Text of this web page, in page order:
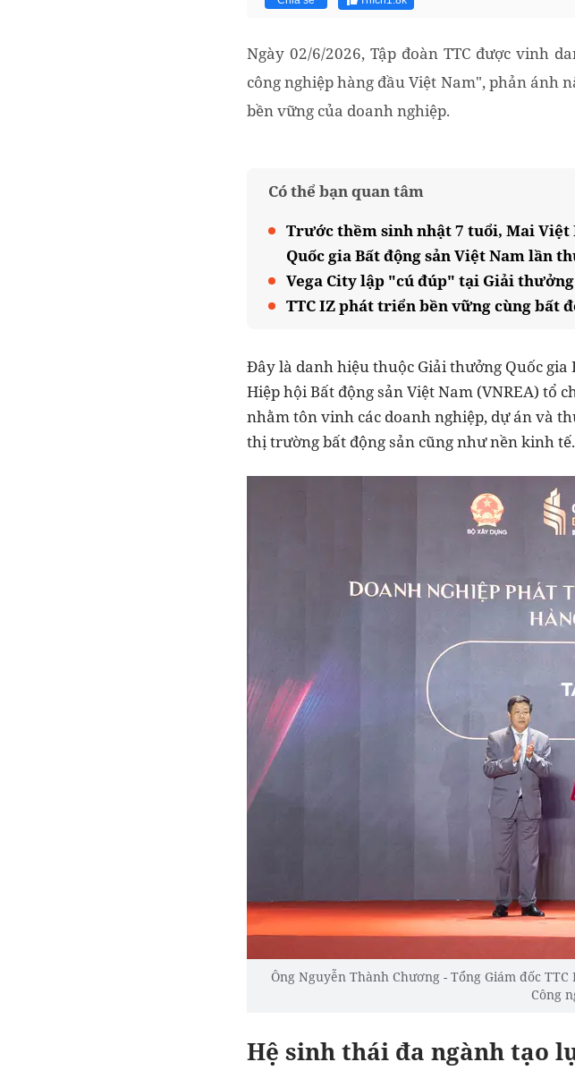
Ngày 02/6/2026, Tập đoàn TTC được vinh
công nghiệp hàng đầu Việt Nam", phản ánh
bền vững của doanh nghiệp.
Có thể bạn quan tâm
Trước thềm sinh nhật 7 tuổi, Mai
Quốc gia Bất động sản Việt Nam lần
Vega City lập "cú đúp" tại Giải
TTC IZ phát triển bền vững cùng bất
Đây là danh hiệu thuộc Giải thưởng Quốc
Hiệp hội Bất động sản Việt Nam (VNREA) tổ
nhằm tôn vinh các doanh nghiệp, dự án và
thị trường bất động sản cũng như nền kinh tế.
Ông Nguyễn Thành Chương - Tổng Giám đốc
Công
Hệ sinh thái đa ngành tạo